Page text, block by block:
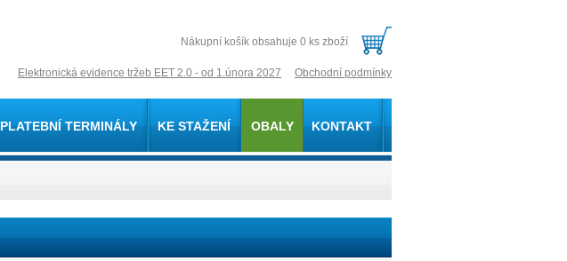
Nákupní košík obsahuje 0 ks zboží
Obchodní podmínky
Elektronická evidence tržeb EET 2.0 - od 1.února 2027
PLATEBNÍ TERMINÁLY KE STAŽENÍ OBALY KONTAKT